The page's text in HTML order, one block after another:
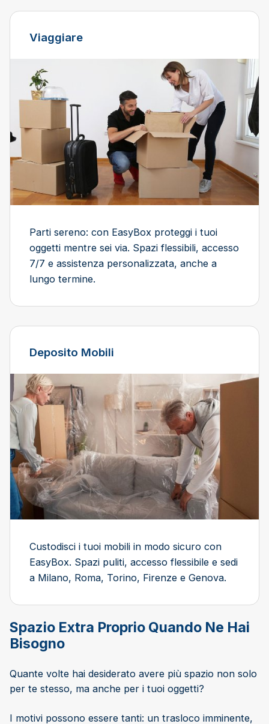
Viaggiare
Parti sereno: con EasyBox proteggi i tuoi
oggetti mentre sei via. Spazi flessibili, accesso
7/7 e assistenza personalizzata, anche a
lungo termine.
Deposito Mobili
Custodisci i tuoi mobili in modo sicuro con
EasyBox. Spazi puliti, accesso flessibile e sedi
a Milano, Roma, Torino, Firenze e Genova.
Spazio Extra Proprio Quando Ne Hai
Bisogno
Quante volte hai desiderato avere più spazio non solo
per te stesso, ma anche per i tuoi oggetti?
I motivi possono essere tanti: un trasloco imminente,